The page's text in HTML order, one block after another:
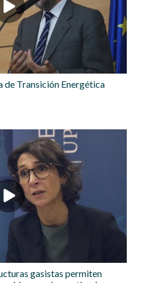
de Transición Energética
gasistas permiten